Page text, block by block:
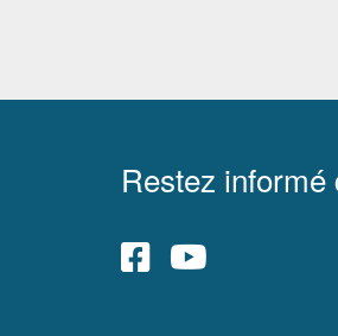
Restez informé